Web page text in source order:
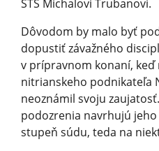
ŠTS Michalovi Trubanovi.
Dôvodom by malo byť
dopustiť závažného
v prípravnom konaní,
nitrianskeho podnikateľa
neoznámil svoju
podozrenia navrhujú
stupeň súdu, teda na